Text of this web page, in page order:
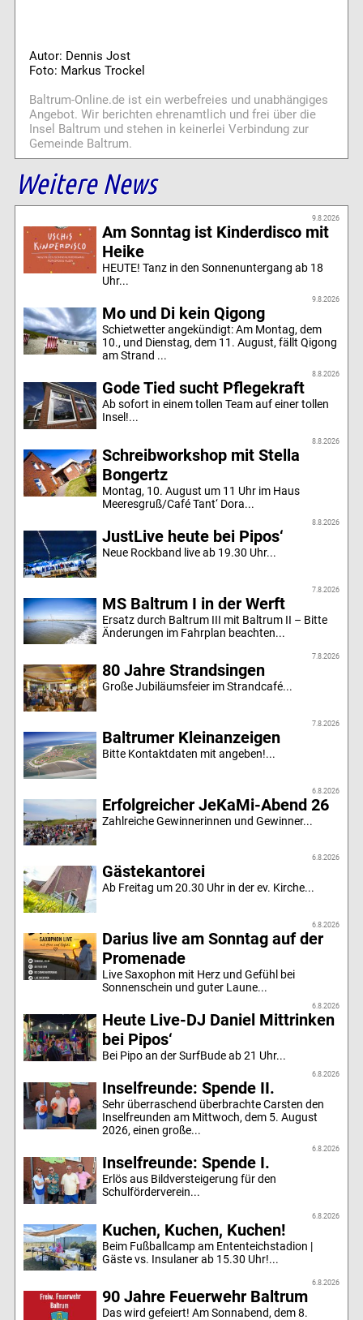
Autor: Dennis Jost
Foto: Markus Trockel
Baltrum-Online.de ist ein werbefreies und unabhängiges
Angebot. Wir berichten ehrenamtlich und frei über die
Insel Baltrum und stehen in keinerlei Verbindung zur
Gemeinde Baltrum.
Weitere News
9.8.2026
Am Sonntag ist Kinderdisco mit
Heike
HEUTE! Tanz in den Sonnenuntergang ab 18
Uhr...
9.8.2026
Mo und Di kein Qigong
Schietwetter angekündigt: Am Montag, dem
10., und Dienstag, dem 11. August, fällt Qigong
am Strand ...
8.8.2026
Gode Tied sucht Pflegekraft
Ab sofort in einem tollen Team auf einer tollen
Insel!...
8.8.2026
Schreibworkshop mit Stella
Bongertz
Montag, 10. August um 11 Uhr im Haus
Meeresgruß/Café Tant‘ Dora...
8.8.2026
JustLive heute bei Pipos‘
Neue Rockband live ab 19.30 Uhr...
7.8.2026
MS Baltrum I in der Werft
Ersatz durch Baltrum III mit Baltrum II – Bitte
Änderungen im Fahrplan beachten...
7.8.2026
80 Jahre Strandsingen
Große Jubiläumsfeier im Strandcafé...
7.8.2026
Baltrumer Kleinanzeigen
Bitte Kontaktdaten mit angeben!...
6.8.2026
Erfolgreicher JeKaMi-Abend 26
Zahlreiche Gewinnerinnen und Gewinner...
6.8.2026
Gästekantorei
Ab Freitag um 20.30 Uhr in der ev. Kirche...
6.8.2026
Darius live am Sonntag auf der
Promenade
Live Saxophon mit Herz und Gefühl bei
Sonnenschein und guter Laune...
6.8.2026
Heute Live-DJ Daniel Mittrinken
bei Pipos‘
Bei Pipo an der SurfBude ab 21 Uhr...
6.8.2026
Inselfreunde: Spende II.
Sehr überraschend überbrachte Carsten den
Inselfreunden am Mittwoch, dem 5. August
2026, einen große...
6.8.2026
Inselfreunde: Spende I.
Erlös aus Bildversteigerung für den
Schulförderverein...
6.8.2026
Kuchen, Kuchen, Kuchen!
Beim Fußballcamp am Ententeichstadion |
Gäste vs. Insulaner ab 15.30 Uhr!...
6.8.2026
90 Jahre Feuerwehr Baltrum
Das wird gefeiert! Am Sonnabend, dem 8.